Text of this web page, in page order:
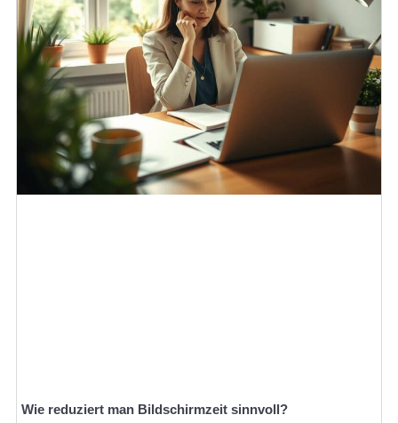
Wie reduziert man Bildschirmzeit sinnvoll?